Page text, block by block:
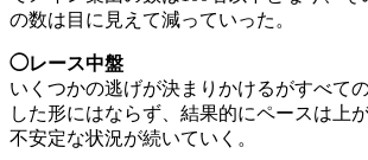
の数は目に見えて減っていった。
◯レース中盤
いくつかの逃げが決まりかけるがすべて
した形にはならず、結果的にペースは上
不安定な状況が続いていく。